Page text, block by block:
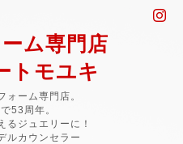
ム専門店
トモユキ
ォーム専門店。
53周年。
るジュエリーに！
ルカウンセラー